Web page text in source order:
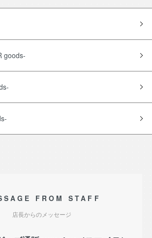
goods-
FROM STAFF
店長からのメッセージ